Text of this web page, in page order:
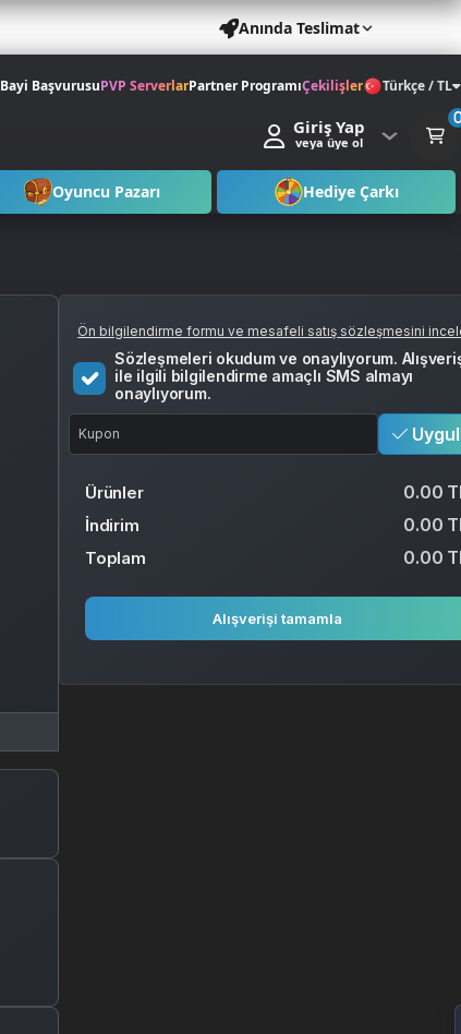
Anında Teslimat
Bayi BaşvurusuPVP ServerlarPartner ProgramıÇekilişler Türkçe / TL
Giriş Yap
veya üye ol
Oyuncu Pazarı Hediye Çarkı
Ön bilgilendirme formu ve mesafeli satış sözleşmesini
Sözleşmeleri okudum ve onaylıyorum.
ile ilgili bilgilendirme amaçlı SMS almayı
onaylıyorum.
Ürünler 0.00
İndirim 0.00
Toplam 0.00
Alışverişi tamamla